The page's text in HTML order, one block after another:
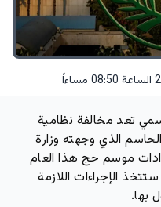
تعد مخالفة نظامية
الذي وجهته وزارة
موسم حج هذا العام
ستتخذ الإجراءات اللازمة
بها.